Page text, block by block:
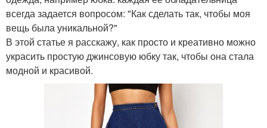
всегда задается вопросом: "Как сделать так, чтобы моя
вещь была уникальной?"
В этой статье я расскажу, как просто и креативно можно
украсить простую джинсовую юбку так, чтобы она стала
модной и красивой.